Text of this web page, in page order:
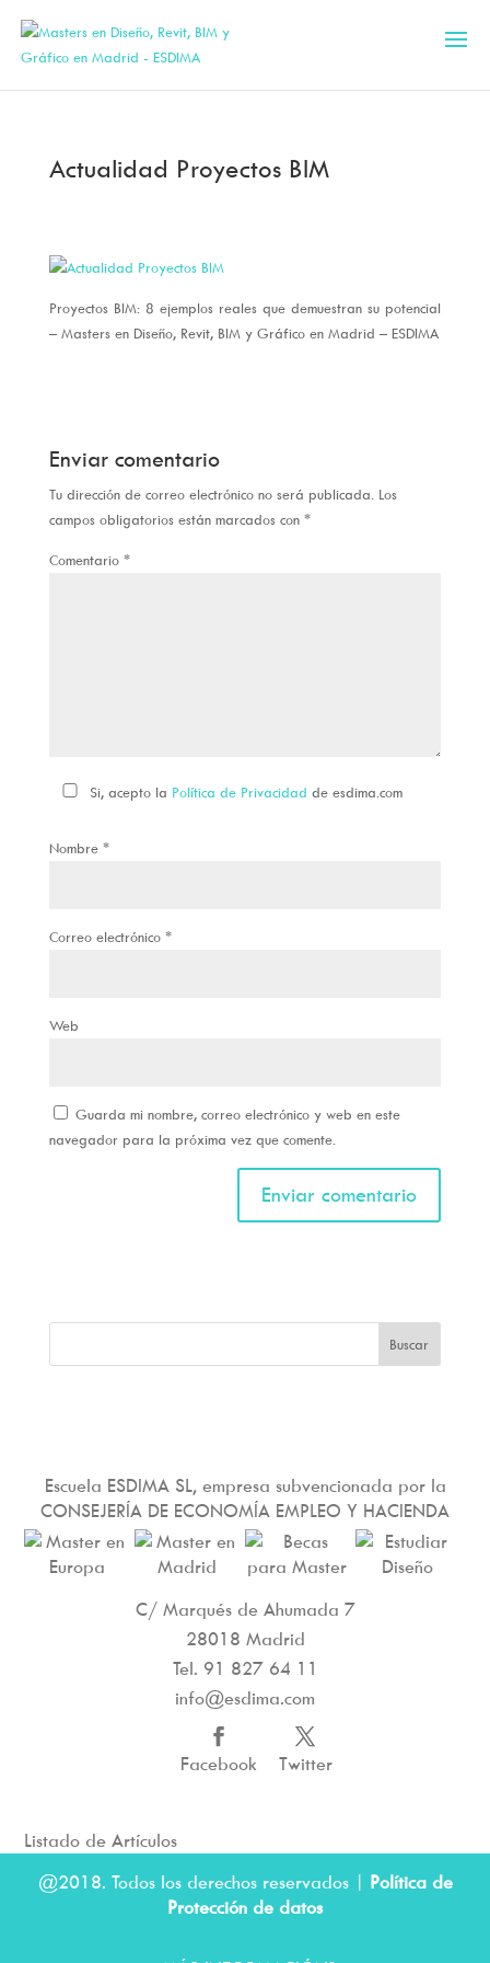
Actualidad Proyectos BIM
Proyectos BIM: 8 ejemplos reales que demuestran su potencial
– Masters en Diseño, Revit, BIM y Gráfico en Madrid – ESDIMA
Enviar comentario
Tu dirección de correo electrónico no será publicada. Los
campos obligatorios están marcados con *
Comentario *
Si, acepto la Política de Privacidad de esdima.com
Nombre *
Correo electrónico *
Web
Guarda mi nombre, correo electrónico y web en este
navegador para la próxima vez que comente.
Escuela ESDIMA SL, empresa subvencionada por la
CONSEJERÍA DE ECONOMÍA EMPLEO Y HACIENDA
C/ Marqués de Ahumada 7
28018 Madrid
Tel. 91 827 64 11
info@esdima.com
Facebook Twitter
Listado de Artículos
@2018. Todos los derechos reservados | Política de
Protección de datos